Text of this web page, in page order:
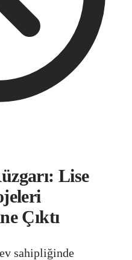
Lise
Çıktı
sahipliğinde